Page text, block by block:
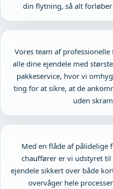
din flytning, så alt
Vores team af
alle dine ejendele med
pakkeservice, hvor vi
ting for at sikre, at de
uden
Med en flåde af pålidelige
chauffører er vi udstyret
ejendele sikkert over både
overvåger hele